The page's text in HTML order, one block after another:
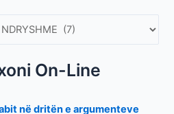
On-Line
në dritën e argumenteve